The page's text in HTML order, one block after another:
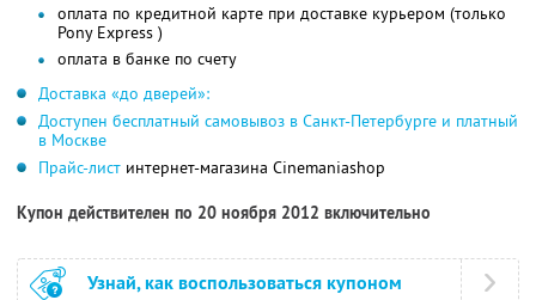
оплата по кредитной карте при доставке курьером (только
Pony Express )
оплата в банке по счету
Доставка «до дверей»:
Доступен бесплатный самовывоз в Санкт-Петербурге и платный
в Москве
Прайс-лист интернет-магазина Cinemaniashop
Купон действителен по 20 ноября 2012 включительно
Узнай, как воспользоваться купоном